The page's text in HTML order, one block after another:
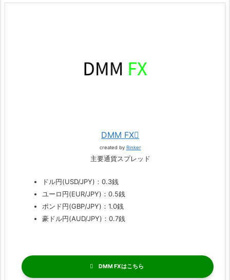
DMM FX
created by Rinker
主要通貨スプレッド
ドル円(USD/JPY)：0.3銭
ユーロ円(EUR/JPY)：0.5銭
ポンド円(GBP/JPY)：1.0銭
豪ドル円(AUD/JPY)：0.7銭
DMM FX